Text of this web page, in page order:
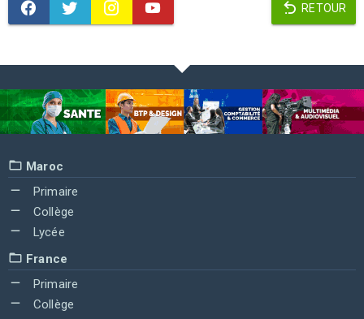
RETOUR
Maroc
Primaire
Collège
Lycée
France
Primaire
Collège